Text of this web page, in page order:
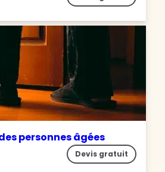
personnes âgées
Devis gratuit